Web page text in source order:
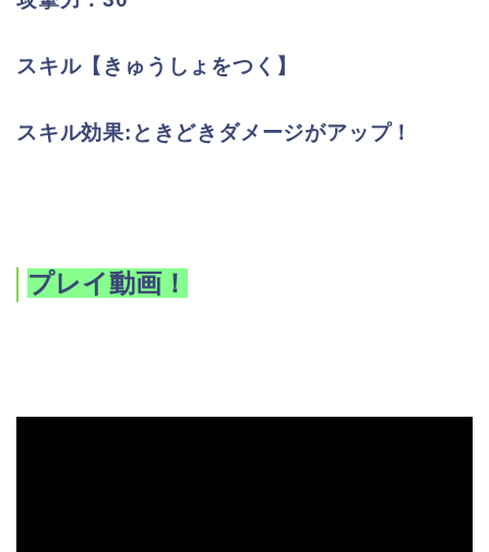
スキル【きゅうしょをつく】
スキル効果:ときどきダメージがアップ！
プレイ動画！